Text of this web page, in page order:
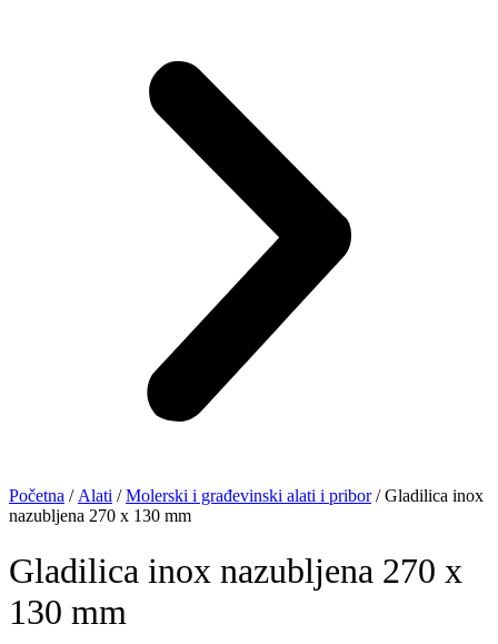
Početna / Alati /Molerski i građevinski alati i pribor/ Gladilica inox
nazubljena 270 x 130 mm
Gladilica inox nazubljena 270 x
130 mm